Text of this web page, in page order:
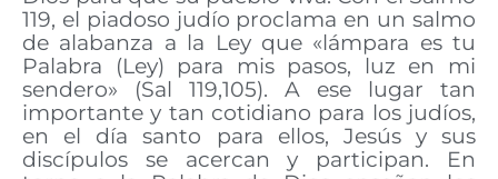
119, el piadoso judío proclama en un salmo
de alabanza a la Ley que «lámpara es tu
Palabra (Ley) para mis pasos, luz en mi
sendero» (Sal 119,105). A ese lugar tan
importante y tan cotidiano para los judíos,
en el día santo para ellos, Jesús y sus
discípulos se acercan y participan. En